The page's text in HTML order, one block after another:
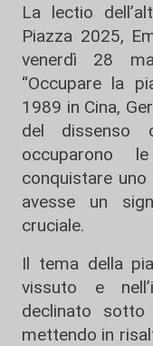
La lectio
Piazza 2025,
venerdì 28
“Occupare la
1989 in Cina,
del dissenso
occuparono
conquistare
avesse un
cruciale.
Il tema della
vissuto e
declinato sotto
mettendo in